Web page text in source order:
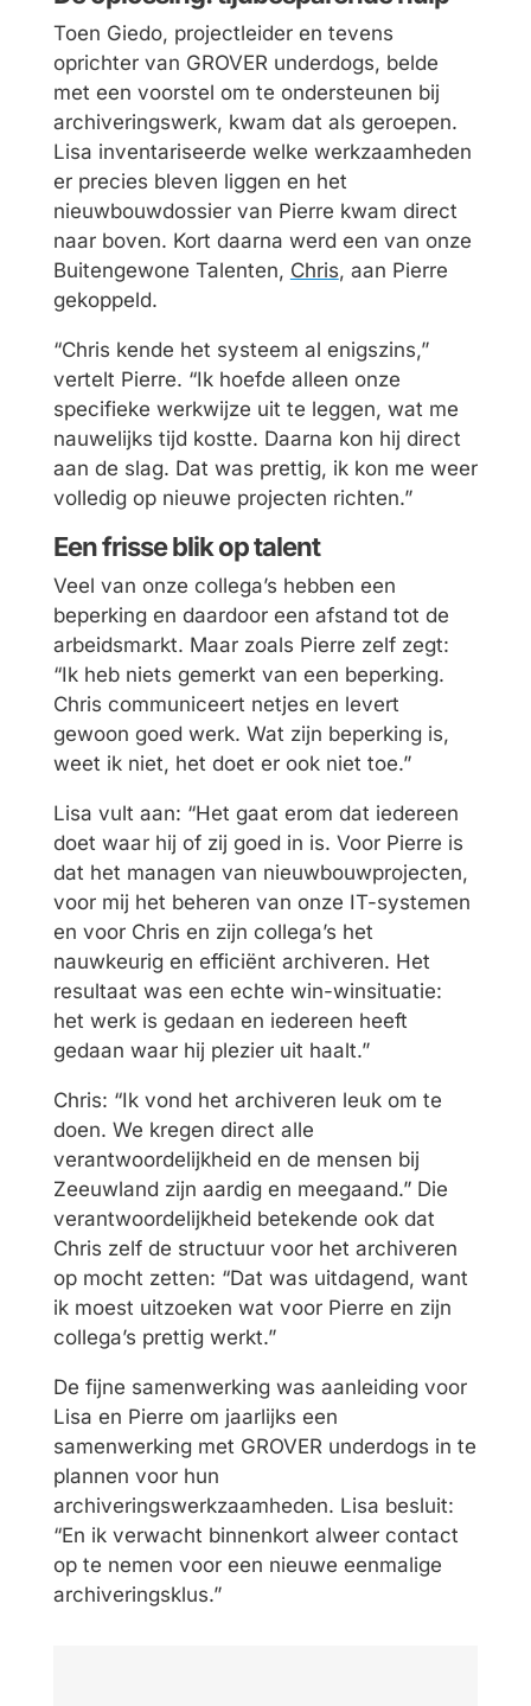
Toen Giedo, projectleider en tevens
oprichter van GROVER underdogs, belde
met een voorstel om te ondersteunen bij
archiveringswerk, kwam dat als geroepen.
Lisa inventariseerde welke werkzaamheden
er precies bleven liggen en het
nieuwbouwdossier van Pierre kwam direct
naar boven. Kort daarna werd een van onze
Buitengewone Talenten, Chris, aan Pierre
gekoppeld.
“Chris kende het systeem al enigszins,”
vertelt Pierre. “Ik hoefde alleen onze
specifieke werkwijze uit te leggen, wat me
nauwelijks tijd kostte. Daarna kon hij direct
aan de slag. Dat was prettig, ik kon me weer
volledig op nieuwe projecten richten.”
Een frisse blik op talent
Veel van onze collega’s hebben een
beperking en daardoor een afstand tot de
arbeidsmarkt. Maar zoals Pierre zelf zegt:
“Ik heb niets gemerkt van een beperking.
Chris communiceert netjes en levert
gewoon goed werk. Wat zijn beperking is,
weet ik niet, het doet er ook niet toe.”
Lisa vult aan: “Het gaat erom dat iedereen
doet waar hij of zij goed in is. Voor Pierre is
dat het managen van nieuwbouwprojecten,
voor mij het beheren van onze IT-systemen
en voor Chris en zijn collega’s het
nauwkeurig en efficiënt archiveren. Het
resultaat was een echte win-winsituatie:
het werk is gedaan en iedereen heeft
gedaan waar hij plezier uit haalt.”
Chris: “Ik vond het archiveren leuk om te
doen. We kregen direct alle
verantwoordelijkheid en de mensen bij
Zeeuwland zijn aardig en meegaand.” Die
verantwoordelijkheid betekende ook dat
Chris zelf de structuur voor het archiveren
op mocht zetten: “Dat was uitdagend, want
ik moest uitzoeken wat voor Pierre en zijn
collega’s prettig werkt.”
De fijne samenwerking was aanleiding voor
Lisa en Pierre om jaarlijks een
samenwerking met GROVER underdogs in te
plannen voor hun
archiveringswerkzaamheden. Lisa besluit:
“En ik verwacht binnenkort alweer contact
op te nemen voor een nieuwe eenmalige
archiveringsklus.”